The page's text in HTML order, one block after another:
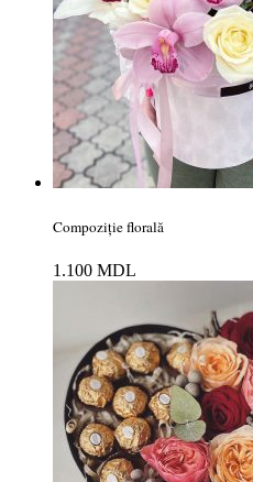
Compoziție florală
1.100 MDL